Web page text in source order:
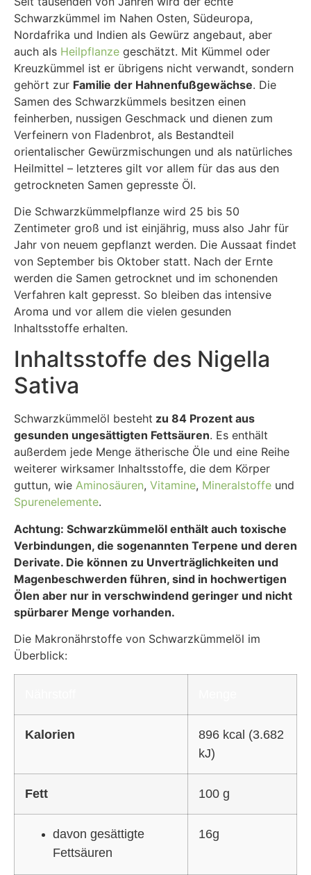
Schwarzkümmel im Nahen Osten, Südeuropa,
Nordafrika und Indien als Gewürz angebaut, aber
auch als Heilpflanze geschätzt. Mit Kümmel oder
Kreuzkümmel ist er übrigens nicht verwandt, sondern
gehört zur Familie der Hahnenfußgewächse. Die
Samen des Schwarzkümmels besitzen einen
feinherben, nussigen Geschmack und dienen zum
Verfeinern von Fladenbrot, als Bestandteil
orientalischer Gewürzmischungen und als natürliches
Heilmittel – letzteres gilt vor allem für das aus den
getrockneten Samen gepresste Öl.
Die Schwarzkümmelpflanze wird 25 bis 50
Zentimeter groß und ist einjährig, muss also Jahr für
Jahr von neuem gepflanzt werden. Die Aussaat findet
von September bis Oktober statt. Nach der Ernte
werden die Samen getrocknet und im schonenden
Verfahren kalt gepresst. So bleiben das intensive
Aroma und vor allem die vielen gesunden
Inhaltsstoffe erhalten.
Inhaltsstoffe des Nigella
Sativa
Schwarzkümmelöl besteht zu 84 Prozent aus
gesunden ungesättigten Fettsäuren. Es enthält
außerdem jede Menge ätherische Öle und eine Reihe
weiterer wirksamer Inhaltsstoffe, die dem Körper
guttun, wie Aminosäuren, Vitamine, Mineralstoffe und
Spurenelemente.
Achtung: Schwarzkümmelöl enthält auch toxische
Verbindungen, die sogenannten Terpene und deren
Derivate. Die können zu Unverträglichkeiten und
Magenbeschwerden führen, sind in hochwertigen
Ölen aber nur in verschwindend geringer und nicht
spürbarer Menge vorhanden.
Die Makronährstoffe von Schwarzkümmelöl im
Überblick:
Kalorien
896 kcal (3.682
kJ)
Fett 100 g
davon gesättigte
Fettsäuren
16g